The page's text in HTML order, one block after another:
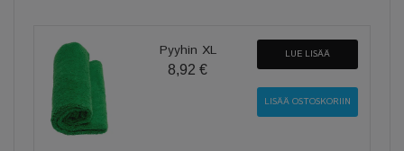
Pyyhin XL
8,92 €
LUE LISÄÄ